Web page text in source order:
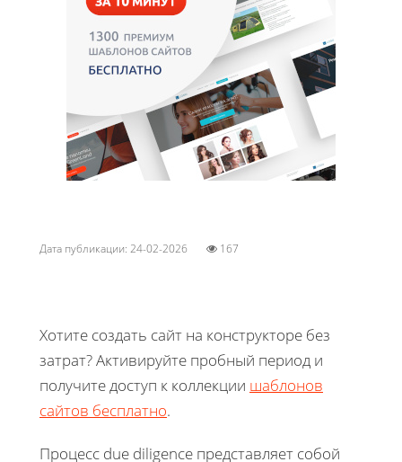
Дата публикации: 24-02-2026 167
Хотите создать сайт на конструкторе без
затрат? Активируйте пробный период и
получите доступ к коллекции шаблонов
сайтов бесплатно.
Процесс due diligence представляет собой